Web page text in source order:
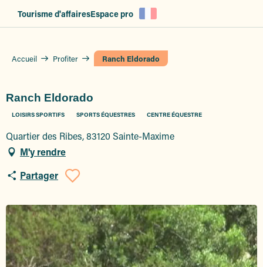
Tourisme d'affairesEspace pro
Accueil Profiter Ranch Eldorado
Ranch Eldorado
LOISIRS SPORTIFS SPORTS ÉQUESTRES CENTRE ÉQUESTRE
Quartier des Ribes, 83120 Sainte-Maxime
M'y rendre
Partager
Ajouter aux favoris